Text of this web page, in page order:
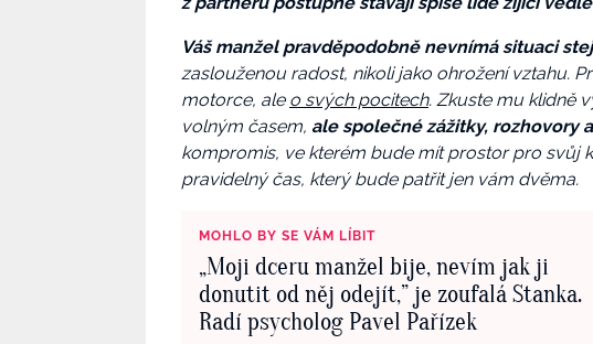
Váš manžel pravděpodobně nevnímá situaci
zaslouženou radost, nikoli jako ohrožení vztahu.
motorce, ale o svých pocitech. Zkuste mu klidně
volným časem, ale společné zážitky, rozhovory
kompromis, ve kterém bude mít prostor pro svůj
pravidelný čas, který bude patřit jen vám dvěma.
MOHLO BY SE VÁM LÍBIT
„Moji dceru manžel bije, nevím jak ji
donutit od něj odejít,” je zoufalá Stanka.
Radí psycholog Pavel Pařízek